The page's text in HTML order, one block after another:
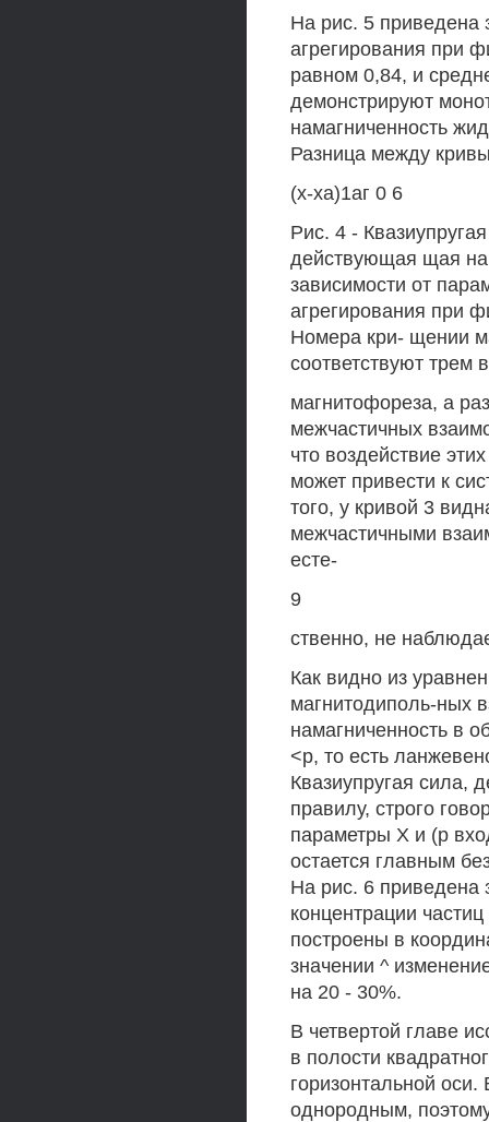
На рис. 5 приведена
агрегирования при
равном 0,84, и
демонстрируют
намагниченность
Разница между
(х-ха)1аг 0 6
Рис. 4 -
действующая щая на
зависимости от
агрегирования при
Номера кри- щении
соответствуют трем
магнитофореза, а
межчастичных
что воздействие
может привести к
того, у кривой 3
межчастичными
есте-
9
ственно, не
Как видно из
магнитодиполь-ных
намагниченность в
<р, то есть
Квазиупругая сила,
правилу, строго
параметры X и (р
остается главным
На рис. 6 приведена
концентрации
построены в
значении ^
на 20 - 30%.
В четвертой главе
в полости
горизонтальной
однородным,